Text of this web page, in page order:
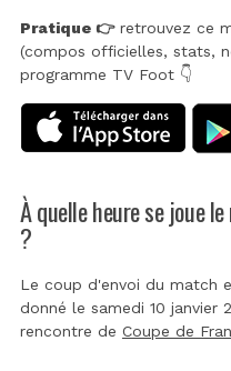
Pratique 👉retrouvez ce
(compos officielles, stats,
programme TV Foot 👇
À quelle heure se joue
?
Le coup d'envoi du match
donné le samedi 10 janvier
rencontre de Coupe de